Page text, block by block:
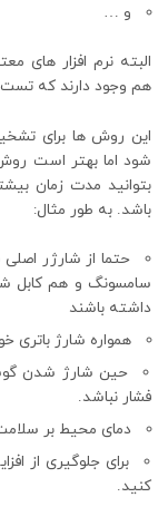
و …
هم وجود دارند که تست
این روش ها برای
شود اما بهتر است روش
بتوانید مدت زمان
باشد. به طور مثال:
حتما از شارژر
سامسونگ و هم کابل
داشته باشند
همواره شارژ باتری خود را بین 30 تا
حین شارژ شدن
فشار نباشد.
دمای محیط بر سلامت
برای جلوگیری از
کنید.